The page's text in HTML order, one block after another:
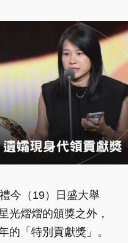
今（19）日盛大舉
光熠熠的頒獎之外，
的「特別貢獻獎」。